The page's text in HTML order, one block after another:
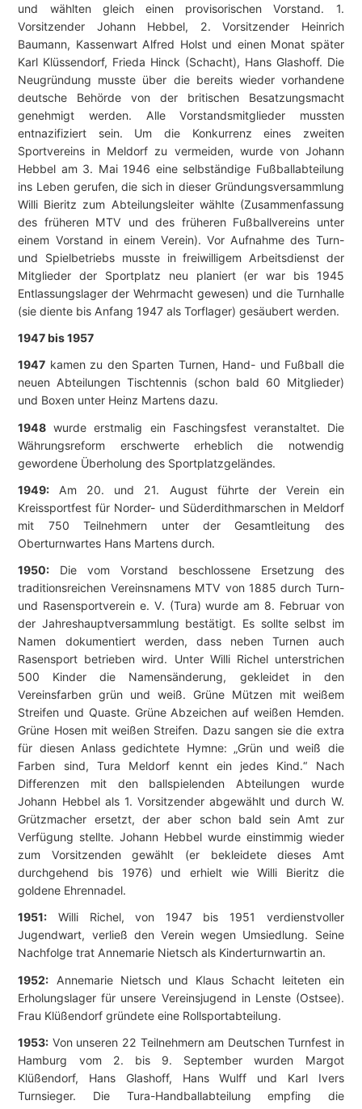
und wählten gleich einen provisorischen Vorstand. 1.
Vorsitzender Johann Hebbel, 2. Vorsitzender Heinrich
Baumann, Kassenwart Alfred Holst und einen Monat später
Karl Klüssendorf, Frieda Hinck (Schacht), Hans Glashoff. Die
Neugründung musste über die bereits wieder vorhandene
deutsche Behörde von der britischen Besatzungsmacht
genehmigt werden. Alle Vorstandsmitglieder mussten
entnazifiziert sein. Um die Konkurrenz eines zweiten
Sportvereins in Meldorf zu vermeiden, wurde von Johann
Hebbel am 3. Mai 1946 eine selbständige Fußballabteilung
ins Leben gerufen, die sich in dieser Gründungsversammlung
Willi Bieritz zum Abteilungsleiter wählte (Zusammenfassung
des früheren MTV und des früheren Fußballvereins unter
einem Vorstand in einem Verein). Vor Aufnahme des Turn-
und Spielbetriebs musste in freiwilligem Arbeitsdienst der
Mitglieder der Sportplatz neu planiert (er war bis 1945
Entlassungslager der Wehrmacht gewesen) und die Turnhalle
(sie diente bis Anfang 1947 als Torflager) gesäubert werden.
1947 bis 1957
1947 kamen zu den Sparten Turnen, Hand- und Fußball die
neuen Abteilungen Tischtennis (schon bald 60 Mitglieder)
und Boxen unter Heinz Martens dazu.
1948 wurde erstmalig ein Faschingsfest veranstaltet. Die
Währungsreform erschwerte erheblich die notwendig
gewordene Überholung des Sportplatzgeländes.
1949: Am 20. und 21. August führte der Verein ein
Kreissportfest für Norder- und Süderdithmarschen in Meldorf
mit 750 Teilnehmern unter der Gesamtleitung des
Oberturnwartes Hans Martens durch.
1950: Die vom Vorstand beschlossene Ersetzung des
traditionsreichen Vereinsnamens MTV von 1885 durch Turn-
und Rasensportverein e. V. (Tura) wurde am 8. Februar von
der Jahreshauptversammlung bestätigt. Es sollte selbst im
Namen dokumentiert werden, dass neben Turnen auch
Rasensport betrieben wird. Unter Willi Richel unterstrichen
500 Kinder die Namensänderung, gekleidet in den
Vereinsfarben grün und weiß. Grüne Mützen mit weißem
Streifen und Quaste. Grüne Abzeichen auf weißen Hemden.
Grüne Hosen mit weißen Streifen. Dazu sangen sie die extra
für diesen Anlass gedichtete Hymne: „Grün und weiß die
Farben sind, Tura Meldorf kennt ein jedes Kind.“ Nach
Differenzen mit den ballspielenden Abteilungen wurde
Johann Hebbel als 1. Vorsitzender abgewählt und durch W.
Grützmacher ersetzt, der aber schon bald sein Amt zur
Verfügung stellte. Johann Hebbel wurde einstimmig wieder
zum Vorsitzenden gewählt (er bekleidete dieses Amt
durchgehend bis 1976) und erhielt wie Willi Bieritz die
goldene Ehrennadel.
1951: Willi Richel, von 1947 bis 1951 verdienstvoller
Jugendwart, verließ den Verein wegen Umsiedlung. Seine
Nachfolge trat Annemarie Nietsch als Kinderturnwartin an.
1952: Annemarie Nietsch und Klaus Schacht leiteten ein
Erholungslager für unsere Vereinsjugend in Lenste (Ostsee).
Frau Klüßendorf gründete eine Rollsportabteilung.
1953: Von unseren 22 Teilnehmern am Deutschen Turnfest in
Hamburg vom 2. bis 9. September wurden Margot
Klüßendorf, Hans Glashoff, Hans Wulff und Karl Ivers
Turnsieger. Die Tura-Handballabteilung empfing die